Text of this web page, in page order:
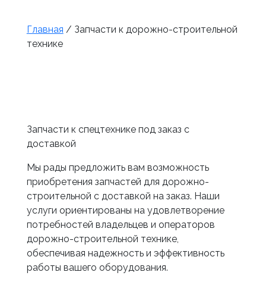
Главная / Запчасти к дорожно-строительной
технике
Запчасти к спецтехнике под заказ с
доставкой
Мы рады предложить вам возможность
приобретения запчастей для дорожно-
строительной с доставкой на заказ. Наши
услуги ориентированы на удовлетворение
потребностей владельцев и операторов
дорожно-строительной технике,
обеспечивая надежность и эффективность
работы вашего оборудования.